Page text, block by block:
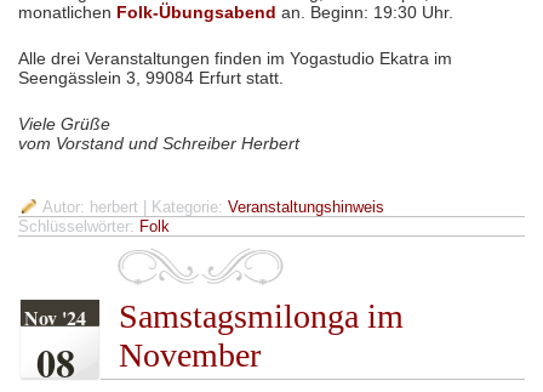
monatlichen Folk-Übungsabend an. Beginn: 19:30 Uhr.
Alle drei Veranstaltungen finden im Yogastudio Ekatra im
Seengässlein 3, 99084 Erfurt statt.
Viele Grüße
vom Vorstand und Schreiber Herbert
Autor: herbert | Kategorie: Veranstaltungshinweis
Schlüsselwörter: Folk
Nov '24
08
Samstagsmilonga im
November